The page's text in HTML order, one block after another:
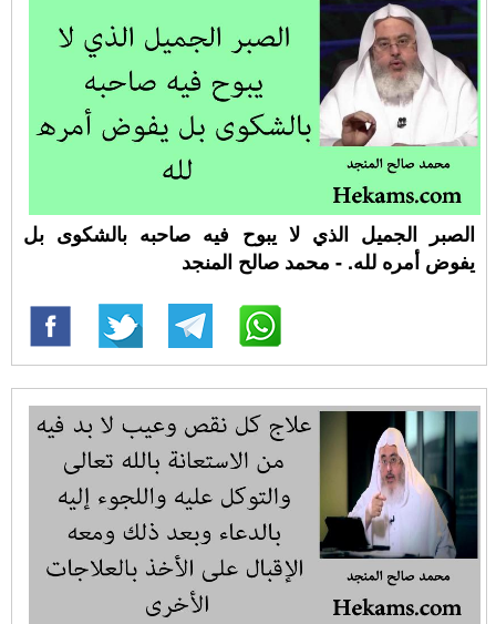
الصبر الجميل الذي لا يبوح فيه صاحبه بالشكوى بل
يفوض أمره لله. - محمد صالح المنجد